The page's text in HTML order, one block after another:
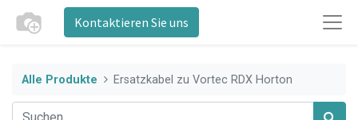
Kontaktieren Sie uns
Alle Produkte Ersatzkabel zu Vortec RDX Horton